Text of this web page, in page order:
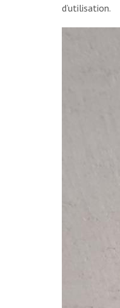
d’utilisation.